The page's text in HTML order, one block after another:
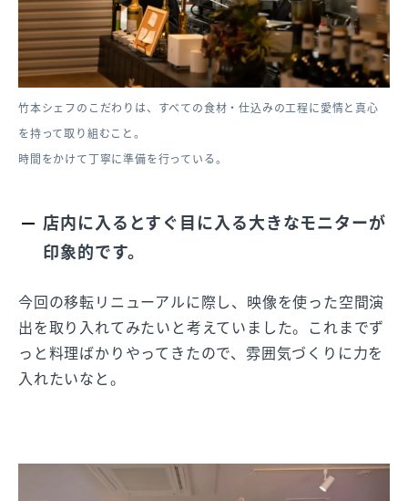
竹本シェフのこだわりは、すべての食材・仕込みの工程に愛情と真心
を持って取り組むこと。
時間をかけて丁寧に準備を行っている。
店内に入るとすぐ目に入る大きなモニターが
印象的です。
今回の移転リニューアルに際し、映像を使った空間演
出を取り入れてみたいと考えていました。これまでず
っと料理ばかりやってきたので、雰囲気づくりに力を
入れたいなと。